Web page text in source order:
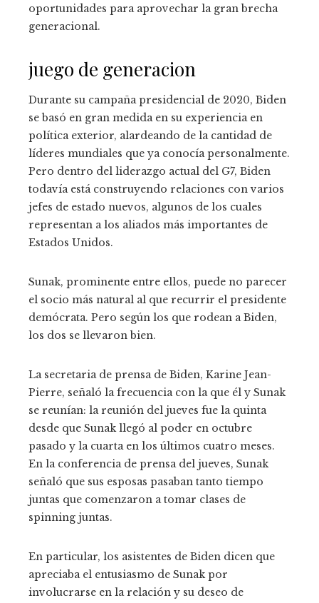
oportunidades para aprovechar la gran brecha
generacional.
juego de generacion
Durante su campaña presidencial de 2020, Biden
se basó en gran medida en su experiencia en
política exterior, alardeando de la cantidad de
líderes mundiales que ya conocía personalmente.
Pero dentro del liderazgo actual del G7, Biden
todavía está construyendo relaciones con varios
jefes de estado nuevos, algunos de los cuales
representan a los aliados más importantes de
Estados Unidos.
Sunak, prominente entre ellos, puede no parecer
el socio más natural al que recurrir el presidente
demócrata. Pero según los que rodean a Biden,
los dos se llevaron bien.
La secretaria de prensa de Biden, Karine Jean-
Pierre, señaló la frecuencia con la que él y Sunak
se reunían: la reunión del jueves fue la quinta
desde que Sunak llegó al poder en octubre
pasado y la cuarta en los últimos cuatro meses.
En la conferencia de prensa del jueves, Sunak
señaló que sus esposas pasaban tanto tiempo
juntas que comenzaron a tomar clases de
spinning juntas.
En particular, los asistentes de Biden dicen que
apreciaba el entusiasmo de Sunak por
involucrarse en la relación y su deseo de